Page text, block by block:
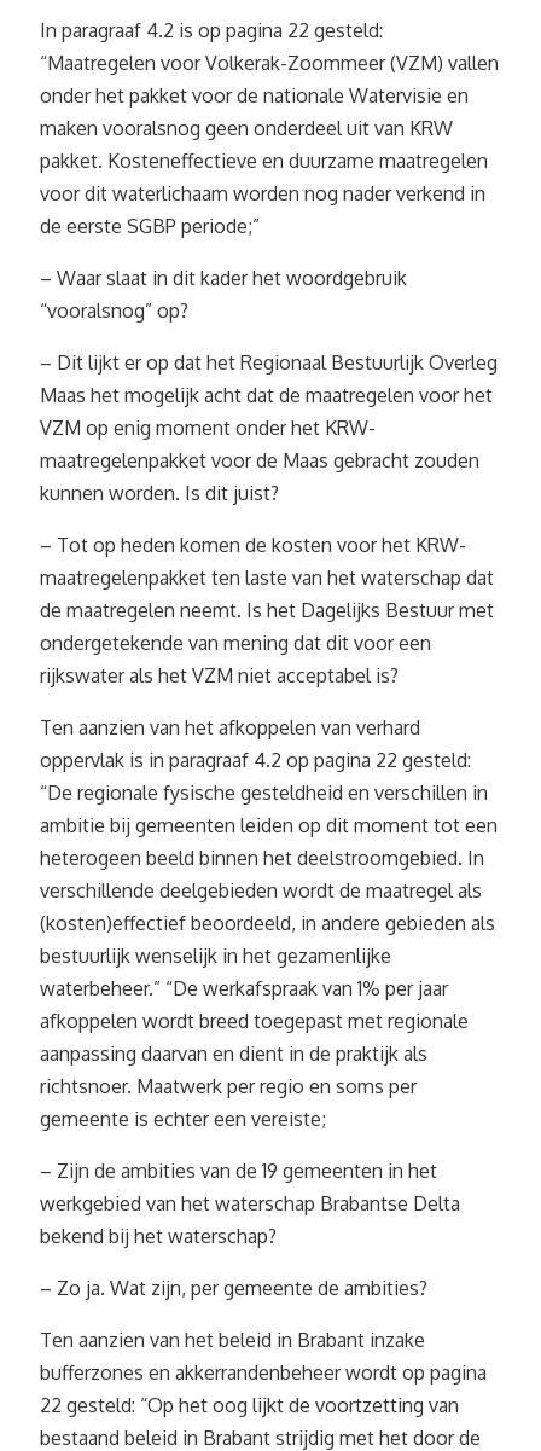
In paragraaf 4.2 is op pagina 22 gesteld:
“Maatregelen voor Volkerak-Zoommeer (VZM) vallen
onder het pakket voor de nationale Watervisie en
maken vooralsnog geen onderdeel uit van KRW
pakket. Kosteneffectieve en duurzame maatregelen
voor dit waterlichaam worden nog nader verkend in
de eerste SGBP periode;”
– Waar slaat in dit kader het woordgebruik
“vooralsnog” op?
– Dit lijkt er op dat het Regionaal Bestuurlijk Overleg
Maas het mogelijk acht dat de maatregelen voor het
VZM op enig moment onder het KRW-
maatregelenpakket voor de Maas gebracht zouden
kunnen worden. Is dit juist?
– Tot op heden komen de kosten voor het KRW-
maatregelenpakket ten laste van het waterschap dat
de maatregelen neemt. Is het Dagelijks Bestuur met
ondergetekende van mening dat dit voor een
rijkswater als het VZM niet acceptabel is?
Ten aanzien van het afkoppelen van verhard
oppervlak is in paragraaf 4.2 op pagina 22 gesteld:
“De regionale fysische gesteldheid en verschillen in
ambitie bij gemeenten leiden op dit moment tot een
heterogeen beeld binnen het deelstroomgebied. In
verschillende deelgebieden wordt de maatregel als
(kosten)effectief beoordeeld, in andere gebieden als
bestuurlijk wenselijk in het gezamenlijke
waterbeheer.” “De werkafspraak van 1% per jaar
afkoppelen wordt breed toegepast met regionale
aanpassing daarvan en dient in de praktijk als
richtsnoer. Maatwerk per regio en soms per
gemeente is echter een vereiste;
– Zijn de ambities van de 19 gemeenten in het
werkgebied van het waterschap Brabantse Delta
bekend bij het waterschap?
– Zo ja. Wat zijn, per gemeente de ambities?
Ten aanzien van het beleid in Brabant inzake
bufferzones en akkerrandenbeheer wordt op pagina
22 gesteld: “Op het oog lijkt de voortzetting van
bestaand beleid in Brabant strijdig met het door de